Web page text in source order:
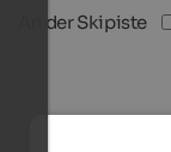
An der Skipiste